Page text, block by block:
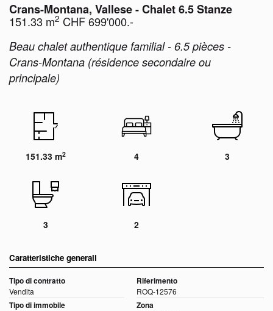
Crans-Montana, Vallese - Chalet 6.5 Stanze
151.33 m2 CHF 699'000.-
Beau chalet authentique familial - 6.5 pièces -
Crans-Montana (résidence secondaire ou
principale)
151.33 m2 4 3
3 2
Caratteristiche generali
Tipo di contratto
Vendita
Tipo di immobile
Riferimento
ROQ-12576
Zona